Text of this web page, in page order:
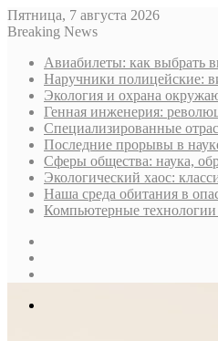
Пятница, 7 августа 2026
Breaking News
Авиабилеты: как выбрать
Наручники полицейские:
Экология и охрана
Генная инженерия:
Специализированные
Последние прорывы в
Сферы общества: наука,
Экологический хаос:
Наша среда обитания в
Компьютерные технологии